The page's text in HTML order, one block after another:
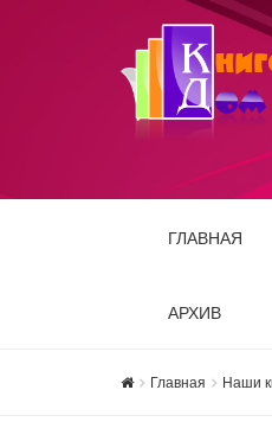
ГЛАВНАЯ
АРХИВ
Главная Наши